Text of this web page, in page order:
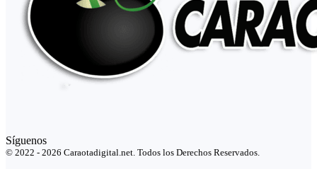
Síguenos
© 2022 - 2026 Caraotadigital.net. Todos los Derechos Reservados.